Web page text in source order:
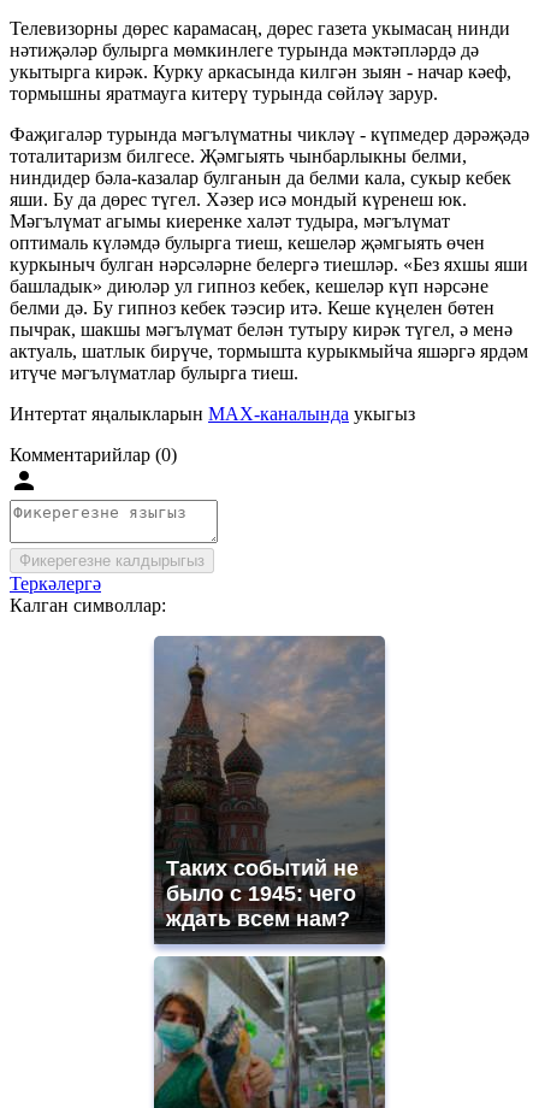
Телевизорны дөрес карамасаң, дөрес газета укымасаң нинди
нәтиҗәләр булырга мөмкинлеге турында мәктәпләрдә дә
укытырга кирәк. Курку аркасында килгән зыян - начар кәеф,
тормышны яратмауга китерү турында сөйләү зарур.
Фаҗигаләр турында мәгълүматны чикләү - күпмедер дәрәҗәдә
тоталитаризм билгесе. Җәмгыять чынбарлыкны белми,
ниндидер бәла-казалар булганын да белми кала, сукыр кебек
яши. Бу да дөрес түгел. Хәзер исә мондый күренеш юк.
Мәгълүмат агымы киеренке халәт тудыра, мәгълүмат
оптималь күләмдә булырга тиеш, кешеләр җәмгыять өчен
куркыныч булган нәрсәләрне белергә тиешләр. «Без яхшы яши
башладык» диюләр ул гипноз кебек, кешеләр күп нәрсәне
белми дә. Бу гипноз кебек тәэсир итә. Кеше күңелен бөтен
пычрак, шакшы мәгълүмат белән тутыру кирәк түгел, ә менә
актуаль, шатлык бирүче, тормышта курыкмыйча яшәргә ярдәм
итүче мәгълүматлар булырга тиеш.
Интертат яңалыкларын MAX-каналында укыгыз
Комментарийлар (0)
Фикерегезне калдырыгыз
Теркәлергә
Калган символлар:
Таких событий не
было с 1945: чего
ждать всем нам?